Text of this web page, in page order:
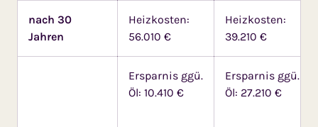
nach 30
Jahren
Heizkosten:
56.010 €
Heizkosten:
39.210 €
Ersparnis ggü.
Öl: 10.410 €
Ersparnis ggü.
Öl: 27.210 €